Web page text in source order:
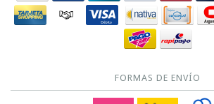
FORMAS DE ENVÍO